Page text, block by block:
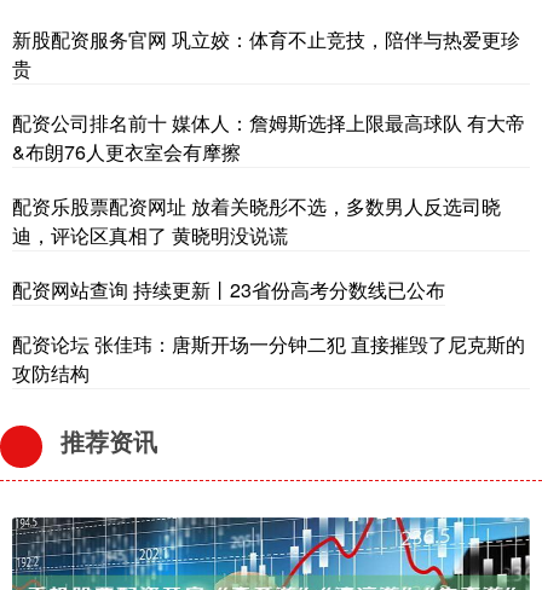
新股配资服务官网 巩立姣：体育不止竞技，陪伴与热爱更珍
贵
配资公司排名前十 媒体人：詹姆斯选择上限最高球队 有大帝
&布朗76人更衣室会有摩擦
配资乐股票配资网址 放着关晓彤不选，多数男人反选司晓
迪，评论区真相了 黄晓明没说谎
配资网站查询 持续更新丨23省份高考分数线已公布
配资论坛 张佳玮：唐斯开场一分钟二犯 直接摧毁了尼克斯的
攻防结构
推荐资讯